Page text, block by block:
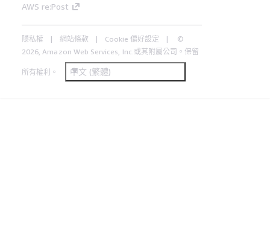
AWS re:Post
隱私權 網站條款 Cookie 偏好設定
©
2026, Amazon Web Services, Inc.或其附屬公司。保留
所有權利。 中文 (繁體)